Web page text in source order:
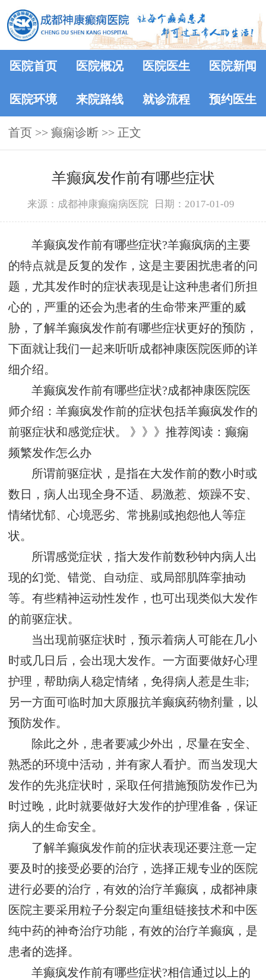
医院首页 医院概况 医院医生 医院新闻
医院环境 来院路线 就诊流程 预约医生
首页 >> 癫痫诊断 >> 正文
羊癫疯发作前有哪些症状
来源：成都神康癫痫病医院 日期：2017-01-09
羊癫疯发作前有哪些症状?羊癫疯病的主要
的特点就是反复的发作，这是主要困扰患者的问
题，尤其发作时的症状表现是让这种患者们所担
心的，严重的还会为患者的生命带来严重的威
胁，了解羊癫疯发作前有哪些症状更好的预防，
下面就让我们一起来听听成都神康医院医师的详
细介绍。
羊癫疯发作前有哪些症状?成都神康医院医
师介绍：羊癫疯发作前的症状包括羊癫疯发作的
前驱症状和感觉症状。 》》》推荐阅读：癫痫
频繁发作怎么办
所谓前驱症状，是指在大发作前的数小时或
数日，病人出现全身不适、易激惹、烦躁不安、
情绪忧郁、心境恶劣、常挑剔或抱怨他人等症
状。
所谓感觉症状，指大发作前数秒钟内病人出
现的幻觉、错觉、自动症、或局部肌阵挛抽动
等。有些精神运动性发作，也可出现类似大发作
的前驱症状。
当出现前驱症状时，预示着病人可能在几小
时或几日后，会出现大发作。一方面要做好心理
护理，帮助病人稳定情绪，免得病人惹是生非;
另一方面可临时加大原服抗羊癫疯药物剂量，以
预防发作。
除此之外，患者要减少外出，尽量在安全、
熟悉的环境中活动，并有家人看护。而当发现大
发作的先兆症状时，采取任何措施预防发作已为
时过晚，此时就要做好大发作的护理准备，保证
病人的生命安全。
了解羊癫疯发作前的症状表现还要注意一定
要及时的接受必要的治疗，选择正规专业的医院
进行必要的治疗，有效的治疗羊癫疯，成都神康
医院主要采用粒子分裂定向重组链接技术和中医
纯中药的神奇治疗功能，有效的治疗羊癫疯，是
患者的选择。
羊癫疯发作前有哪些症状?相信通过以上的